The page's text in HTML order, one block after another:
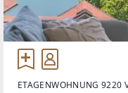
ETAGENWOHNUNG 9220